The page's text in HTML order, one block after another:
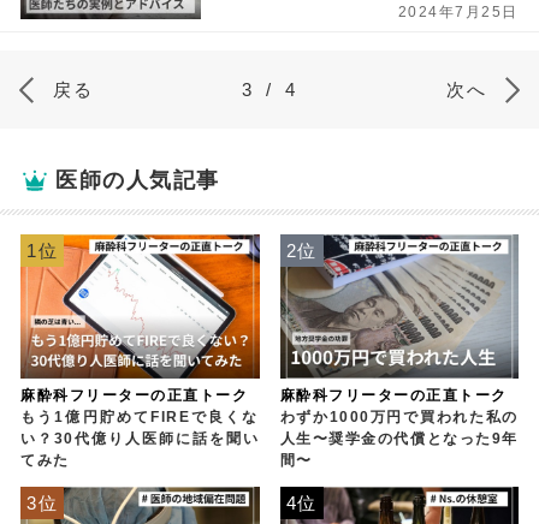
2024年7月25日
戻る 3 / 4 次へ
医師の人気記事
麻酔科フリーターの正直トーク
もう1億円貯めてFIREで良くな
い？30代億り人医師に話を聞い
てみた
1位
麻酔科フリーターの正直トーク
わずか1000万円で買われた私の
人生〜奨学金の代償となった9年
間〜
2位
3位 4位